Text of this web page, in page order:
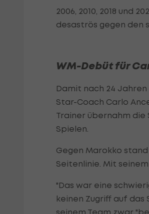
2006, 2010, 2018 und
desaströs gegen den
WM-Debüt für
Damit nach 24
Star-Coach Carlo
Trainer übernahm die
Spielen.
Gegen Marokko
Seitenlinie. Mit
"Das war eine
keinen Zugriff auf
seinem Team zwar